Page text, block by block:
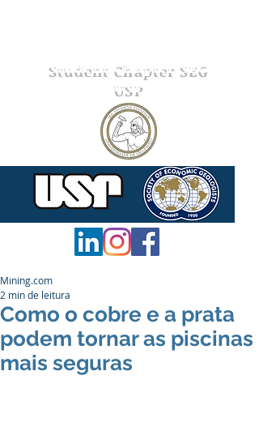
Student Chapter SEG
USP
Como o cobre e a prata
podem tornar as piscinas
mais seguras
Mining.com
2 min de leitura